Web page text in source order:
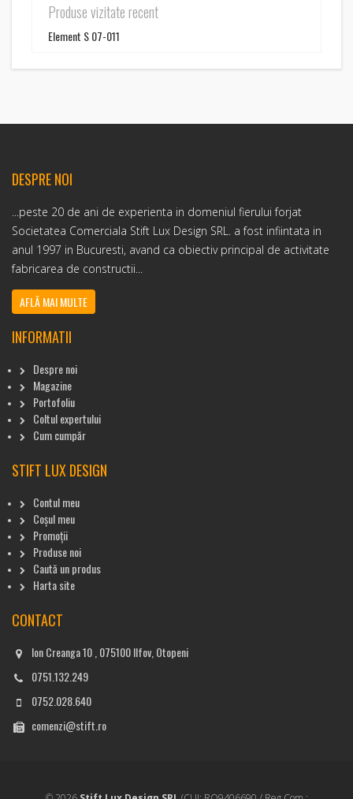
Produse vizitate recent
Element S 07-011
DESPRE NOI
...peste 20 de ani de experienta in domeniul fierului forjat
Societatea Comerciala Stift Lux Design SRL. a fost infiintata in
anul 1997 in Bucuresti, avand ca obiectiv principal de activitate
fabricarea de constructii...
AFLĂ MAI MULTE
INFORMATII
Despre noi
Magazine
Portofoliu
Coltul expertului
Cum cumpăr
STIFT LUX DESIGN
Contul meu
Coșul meu
Promoții
Produse noi
Caută un produs
Harta site
CONTACT
Ion Creanga 10 , 075100 Ilfov, Otopeni
0751.132.249
0752.028.640
comenzi@stift.ro